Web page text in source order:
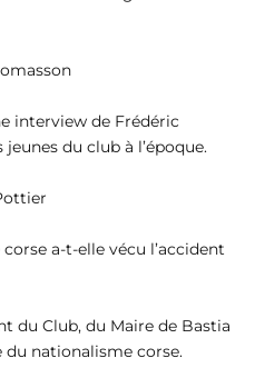
interview de Frédéric
du club à l’époque.
a-t-elle vécu l’accident
du Club, du Maire de Bastia
du nationalisme corse.